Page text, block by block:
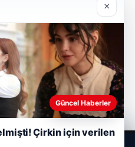
×
Güncel Haberler
Çirkin için verilen